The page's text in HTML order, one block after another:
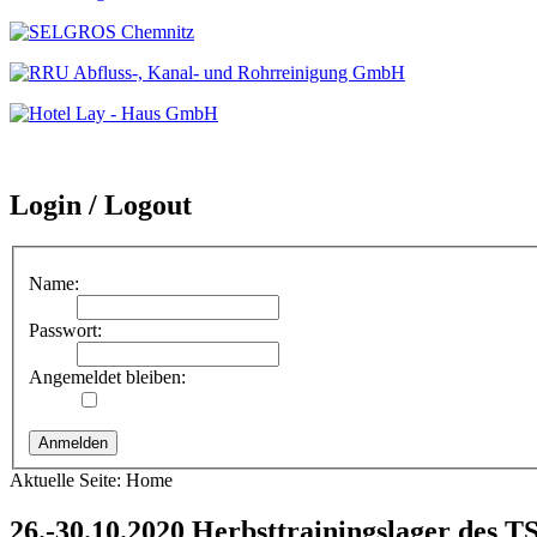
Login / Logout
Name:
Passwort:
Angemeldet bleiben:
Aktuelle Seite: Home